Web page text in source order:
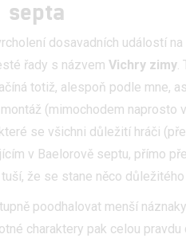
septa
dosavadních událostí
řady s názvem Vichry zimy.
totiž, alespoň podle mne,
(mimochodem naprosto
se všichni důležití hráči
v Baelorově septu, přímo
že se stane něco
poodhalovat menší
charaktery pak celou